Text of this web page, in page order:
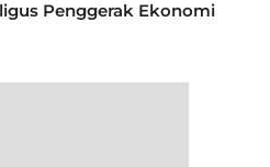
Penggerak Ekonomi